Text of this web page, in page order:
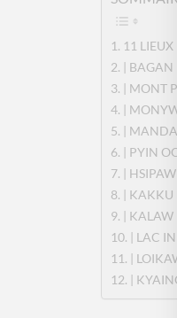
11
| BAGAN
| MONT
|
|
| PYIN
| HSIPAW
| KAKKU
| KALAW
| LAC
|
|